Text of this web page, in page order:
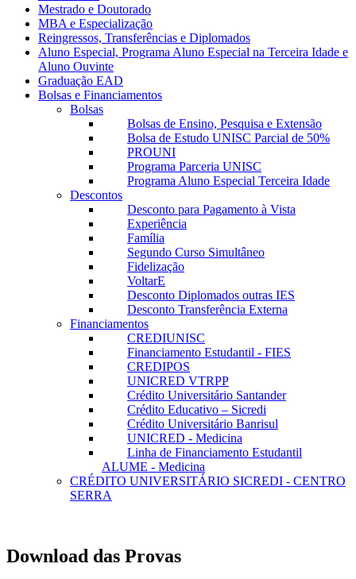
Mestrado e Doutorado
MBA e Especialização
Reingressos, Transferências e Diplomados
Aluno Especial, Programa Aluno Especial na Terceira Idade e
Aluno Ouvinte
Graduação EAD
Bolsas e Financiamentos
Bolsas
Bolsas de Ensino, Pesquisa e Extensão
Bolsa de Estudo UNISC Parcial de 50%
PROUNI
Programa Parceria UNISC
Programa Aluno Especial Terceira Idade
Descontos
Desconto para Pagamento à Vista
Experiência
Família
Segundo Curso Simultâneo
Fidelização
VoltarE
Desconto Diplomados outras IES
Desconto Transferência Externa
Financiamentos
CREDIUNISC
Financiamento Estudantil - FIES
CREDIPOS
UNICRED VTRPP
Crédito Universitário Santander
Crédito Educativo – Sicredi
Crédito Universitário Banrisul
UNICRED - Medicina
Linha de Financiamento Estudantil
ALUME - Medicina
CRÉDITO UNIVERSITÁRIO SICREDI - CENTRO
SERRA
Download das Provas